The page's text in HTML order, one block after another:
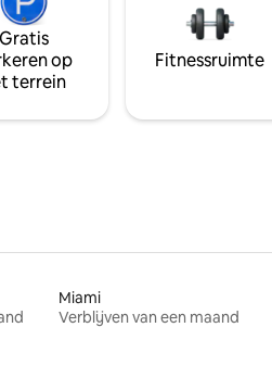
Gratis
op
terrein
Fitnessruimte
Miami
Verblijven van een maand